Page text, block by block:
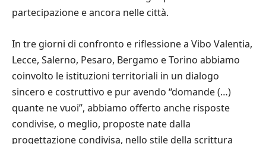
partecipazione e ancora nelle città.
In tre giorni di confronto e riflessione a Vibo Valentia,
Lecce, Salerno, Pesaro, Bergamo e Torino abbiamo
coinvolto le istituzioni territoriali in un dialogo
sincero e costruttivo e pur avendo “domande (…)
quante ne vuoi”, abbiamo offerto anche risposte
condivise, o meglio, proposte nate dalla
progettazione condivisa, nello stile della scrittura